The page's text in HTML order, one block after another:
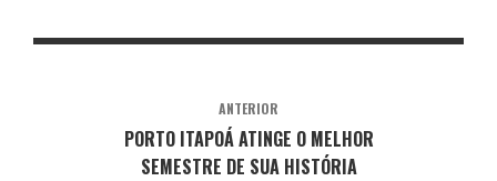
ANTERIOR
PORTO ITAPOÁ ATINGE O MELHOR
SEMESTRE DE SUA HISTÓRIA